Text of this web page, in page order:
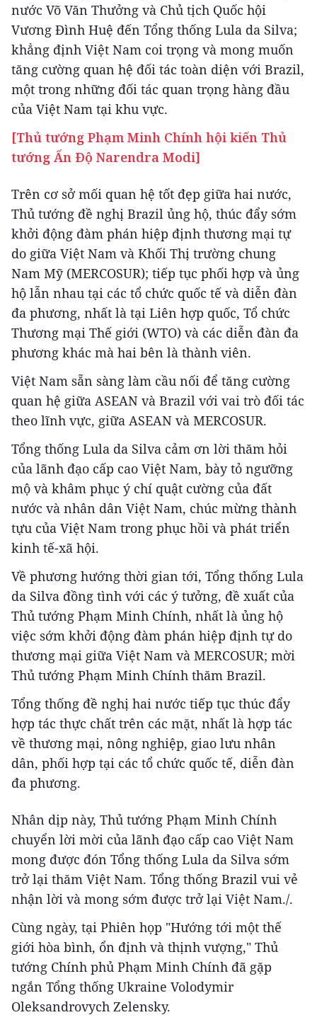
nước Võ Văn Thưởng và Chủ tịch Quốc hội
Vương Đình Huệ đến Tổng thống Lula da Silva;
khẳng định Việt Nam coi trọng và mong muốn
tăng cường quan hệ đối tác toàn diện với Brazil,
một trong những đối tác quan trọng hàng đầu
của Việt Nam tại khu vực.
[Thủ tướng Phạm Minh Chính hội kiến Thủ
tướng Ấn Độ Narendra Modi]
Trên cơ sở mối quan hệ tốt đẹp giữa hai nước,
Thủ tướng đề nghị Brazil ủng hộ, thúc đẩy sớm
khởi động đàm phán hiệp định thương mại tự
do giữa Việt Nam và Khối Thị trường chung
Nam Mỹ (MERCOSUR); tiếp tục phối hợp và ủng
hộ lẫn nhau tại các tổ chức quốc tế và diễn đàn
đa phương, nhất là tại Liên hợp quốc, Tổ chức
Thương mại Thế giới (WTO) và các diễn đàn đa
phương khác mà hai bên là thành viên.
Việt Nam sẵn sàng làm cầu nối để tăng cường
quan hệ giữa ASEAN và Brazil với vai trò đối tác
theo lĩnh vực, giữa ASEAN và MERCOSUR.
Tổng thống Lula da Silva cảm ơn lời thăm hỏi
của lãnh đạo cấp cao Việt Nam, bày tỏ ngưỡng
mộ và khâm phục ý chí quật cường của đất
nước và nhân dân Việt Nam, chúc mừng thành
tựu của Việt Nam trong phục hồi và phát triển
kinh tế-xã hội.
Về phương hướng thời gian tới, Tổng thống Lula
da Silva đồng tình với các ý tưởng, đề xuất của
Thủ tướng Phạm Minh Chính, nhất là ủng hộ
việc sớm khởi động đàm phán hiệp định tự do
thương mại giữa Việt Nam và MERCOSUR; mời
Thủ tướng Phạm Minh Chính thăm Brazil.
Tổng thống đề nghị hai nước tiếp tục thúc đẩy
hợp tác thực chất trên các mặt, nhất là hợp tác
về thương mại, nông nghiệp, giao lưu nhân
dân, phối hợp tại các tổ chức quốc tế, diễn đàn
đa phương.
Nhân dịp này, Thủ tướng Phạm Minh Chính
chuyển lời mời của lãnh đạo cấp cao Việt Nam
mong được đón Tổng thống Lula da Silva sớm
trở lại thăm Việt Nam. Tổng thống Brazil vui vẻ
nhận lời và mong sớm được trở lại Việt Nam./.
Cùng ngày, tại Phiên họp "Hướng tới một thế
giới hòa bình, ổn định và thịnh vượng," Thủ
tướng Chính phủ Phạm Minh Chính đã gặp
ngắn Tổng thống Ukraine Volodymir
Oleksandrovych Zelensky.